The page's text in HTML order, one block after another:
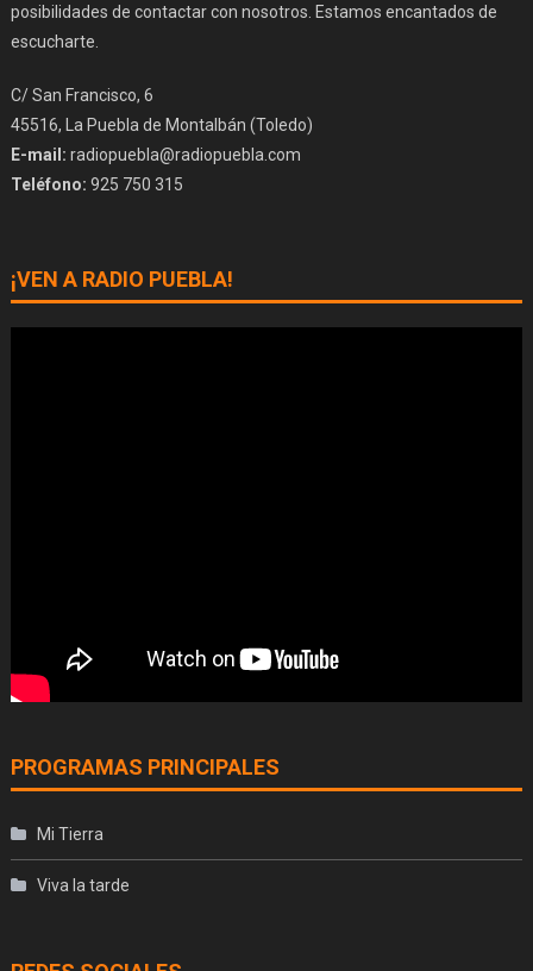
posibilidades de contactar con nosotros. Estamos encantados de
escucharte.
C/ San Francisco, 6
45516, La Puebla de Montalbán (Toledo)
E-mail: radiopuebla@radiopuebla.com
Teléfono: 925 750 315
¡VEN A RADIO PUEBLA!
PROGRAMAS PRINCIPALES
Mi Tierra
Viva la tarde